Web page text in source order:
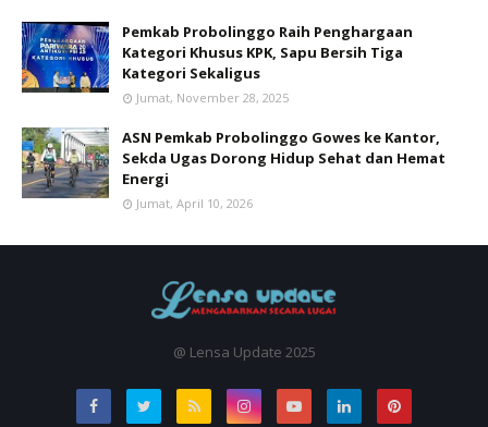
Pemkab Probolinggo Raih Penghargaan
Kategori Khusus KPK, Sapu Bersih Tiga
Kategori Sekaligus
Jumat, November 28, 2025
ASN Pemkab Probolinggo Gowes ke Kantor,
Sekda Ugas Dorong Hidup Sehat dan Hemat
Energi
Jumat, April 10, 2026
@ Lensa Update 2025